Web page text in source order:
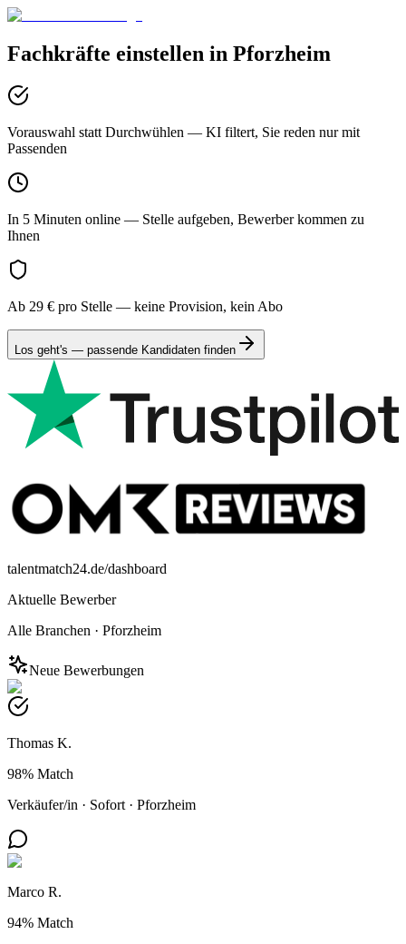
Fachkräfte einstellen in Pforzheim
Vorauswahl statt Durchwühlen — KI filtert, Sie reden nur mit
Passenden
In 5 Minuten online — Stelle aufgeben, Bewerber kommen zu
Ihnen
Ab 29 € pro Stelle — keine Provision, kein Abo
Los geht's — passende Kandidaten finden
talentmatch24.de/dashboard
Aktuelle Bewerber
Alle Branchen · Pforzheim
Neue Bewerbungen
Thomas K.
98% Match
Verkäufer/in · Sofort · Pforzheim
Marco R.
94% Match